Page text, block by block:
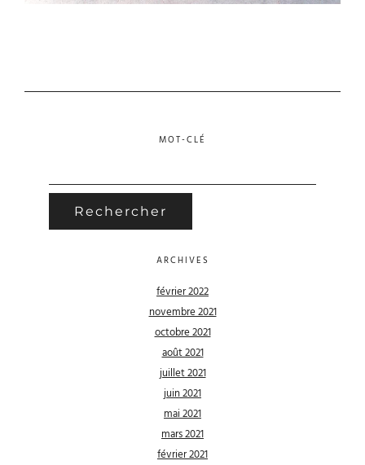
MOT-CLÉ
ARCHIVES
février 2022
novembre 2021
octobre 2021
août 2021
juillet 2021
juin 2021
mai 2021
mars 2021
février 2021